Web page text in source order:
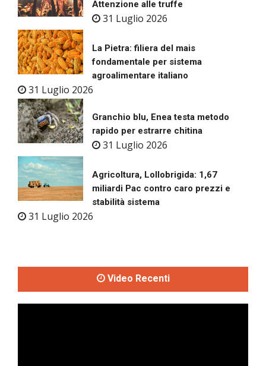
Attenzione alle truffe
31 Luglio 2026
La Pietra: filiera del mais
fondamentale per sistema
agroalimentare italiano
31 Luglio 2026
Granchio blu, Enea testa metodo
rapido per estrarre chitina
31 Luglio 2026
Agricoltura, Lollobrigida: 1,67
miliardi Pac contro caro prezzi e
stabilità sistema
31 Luglio 2026
Video Recenti